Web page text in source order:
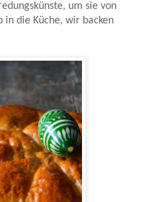
um sie von
in die Küche, wir backen